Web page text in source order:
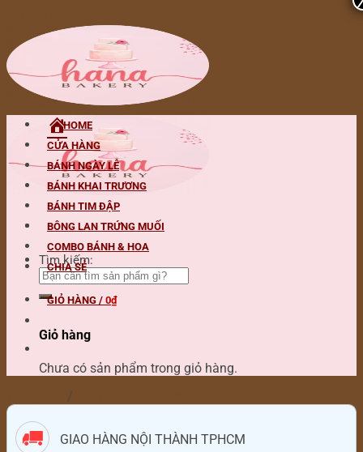
Tìm kiếm:
HOME
CỬA HÀNG
BÁNH NGÀY LỄ
BÁNH KHAI TRƯƠNG
BÁNH TIM ĐẬP
BÔNG LAN TRỨNG MUỐI
COMBO BÁNH & HOA
CHIA SẺ
GIỎ HÀNG / 0₫
Giỏ hàng
Chưa có sản phẩm trong giỏ hàng.
/
GIAO HÀNG NỘI THÀNH TPHCM